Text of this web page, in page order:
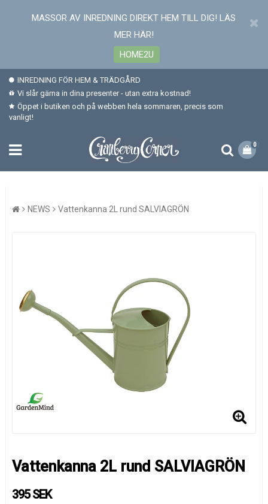
MASSOR AV INREDNING DIREKT HEM TILL DIG! LÄS
MER HÄR!
HOME2U
INREDNING FÖR HEM & TRÄDGÅRD
Vi slår gärna in dina presenter - utan extra kostnad!
Öppet i butiken och på webben hela sommaren, precis som
vanligt!
0
NEWS Vattenkanna 2L rund SALVIAGRÖN
Vattenkanna 2L rund SALVIAGRÖN
395 SEK